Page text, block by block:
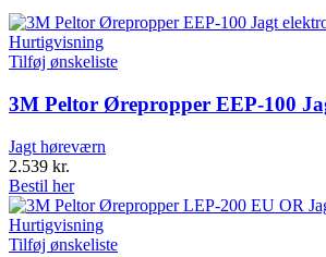
Hurtigvisning
Tilføj ønskeliste
3M Peltor Ørepropper EEP-100
Jagt høreværn
2.539 kr.
Bestil her
Hurtigvisning
Tilføj ønskeliste